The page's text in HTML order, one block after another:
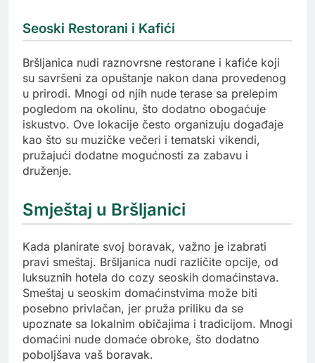
Seoski Restorani i Kafići
Bršljanica nudi raznovrsne restorane i kafiće koji
su savršeni za opuštanje nakon dana provedenog
u prirodi. Mnogi od njih nude terase sa prelepim
pogledom na okolinu, što dodatno obogaćuje
iskustvo. Ove lokacije često organizuju događaje
kao što su muzičke večeri i tematski vikendi,
pružajući dodatne mogućnosti za zabavu i
druženje.
Smještaj u Bršljanici
Kada planirate svoj boravak, važno je izabrati
pravi smeštaj. Bršljanica nudi različite opcije, od
luksuznih hotela do cozy seoskih domaćinstava.
Smeštaj u seoskim domaćinstvima može biti
posebno privlačan, jer pruža priliku da se
upoznate sa lokalnim običajima i tradicijom. Mnogi
domaćini nude domaće obroke, što dodatno
poboljšava vaš boravak.